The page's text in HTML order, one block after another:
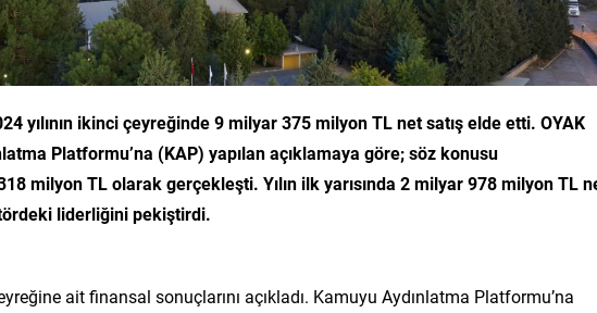
yılının ikinci çeyreğinde9 milyar 375 milyon TL net satış elde etti. OYAK
Platformu’na (KAP) yapılan açıklamaya göre; söz konusu
milyon TL olarak gerçekleşti. Yılın ilk yarısında 2 milyar 978 milyon TL
liderliğini pekiştirdi.
ait finansal sonuçlarını açıkladı. Kamuyu Aydınlatma Platformu’na